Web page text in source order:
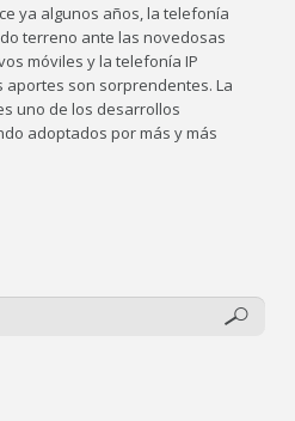
ya algunos años, la telefonía
terreno ante las novedosas
móviles y la telefonía IP
aportes son sorprendentes. La
uno de los desarrollos
adoptados por más y más